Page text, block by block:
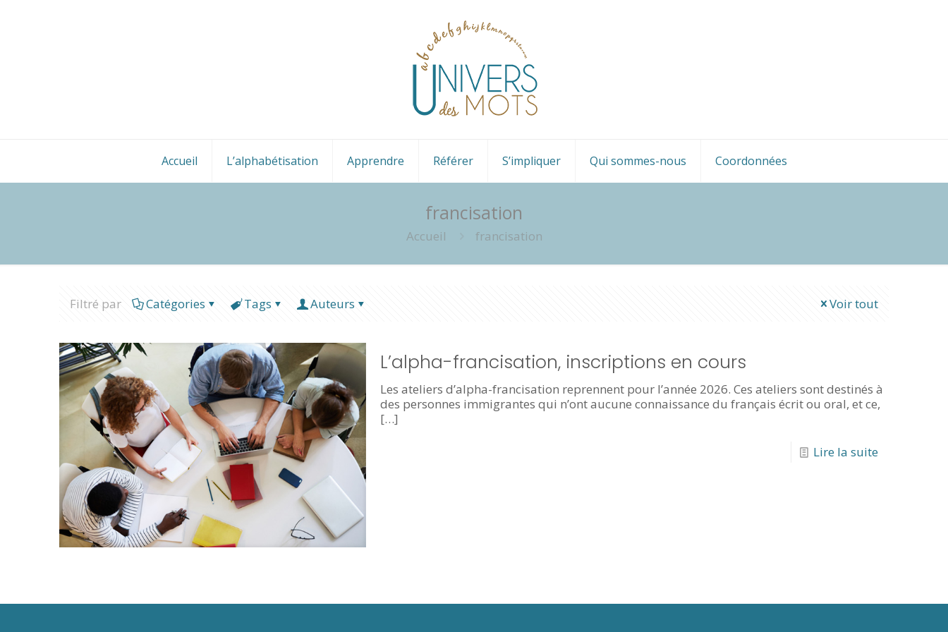
Accueil L’alphabétisation Apprendre Référer S’impliquer Qui sommes-nous Coordonnées
francisation
Accueil francisation
Filtré par Catégories Tags Auteurs Voir tout
L’alpha-francisation, inscriptions en cours
Les ateliers d’alpha-francisation reprennent pour l’année 2026. Ces ateliers sont destinés à
des personnes immigrantes qui n’ont aucune connaissance du français écrit ou oral, et ce,
[…]
Lire la suite